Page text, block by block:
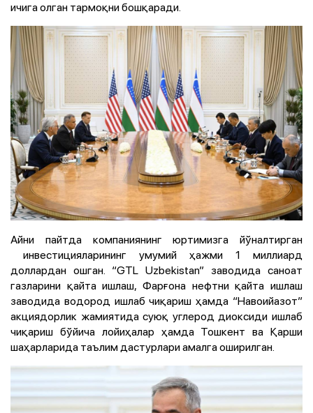
ичига олган тармоқни бошқаради.
Айни пайтда компаниянинг юртимизга йўналтирган
инвестицияларининг умумий ҳажми 1 миллиард
доллардан ошган. “GTL Uzbekistan” заводида саноат
газларини қайта ишлаш, Фарғона нефтни қайта ишлаш
заводида водород ишлаб чиқариш ҳамда “Навоийазот”
акциядорлик жамиятида суюқ углерод диоксиди ишлаб
чиқариш бўйича лойиҳалар ҳамда Тошкент ва Қарши
шаҳарларида таълим дастурлари амалга оширилган.